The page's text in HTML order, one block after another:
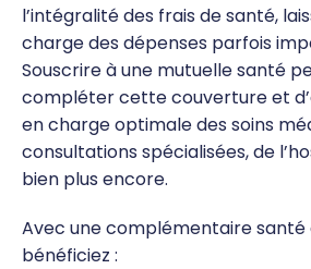
l’intégralité des frais de santé,
charge des dépenses parfois
Souscrire à une mutuelle santé
compléter cette couverture et
en charge optimale des soins
consultations spécialisées, de
bien plus encore.
Avec une complémentaire santé
bénéficiez :